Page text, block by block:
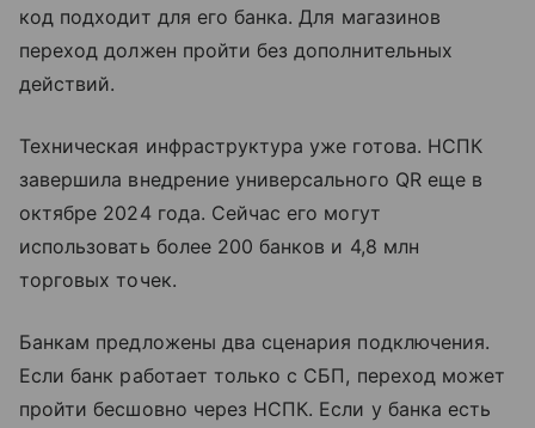
код подходит для его банка. Для магазинов
переход должен пройти без дополнительных
действий.
Техническая инфраструктура уже готова. НСПК
завершила внедрение универсального QR еще в
октябре 2024 года. Сейчас его могут
использовать более 200 банков и 4,8 млн
торговых точек.
Банкам предложены два сценария подключения.
Если банк работает только с СБП, переход может
пройти бесшовно через НСПК. Если у банка есть